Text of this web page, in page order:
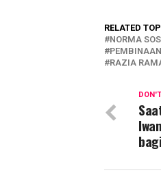
RELATED
NORMA
RAZIA